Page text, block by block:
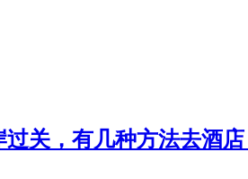
关，有几种方法去酒